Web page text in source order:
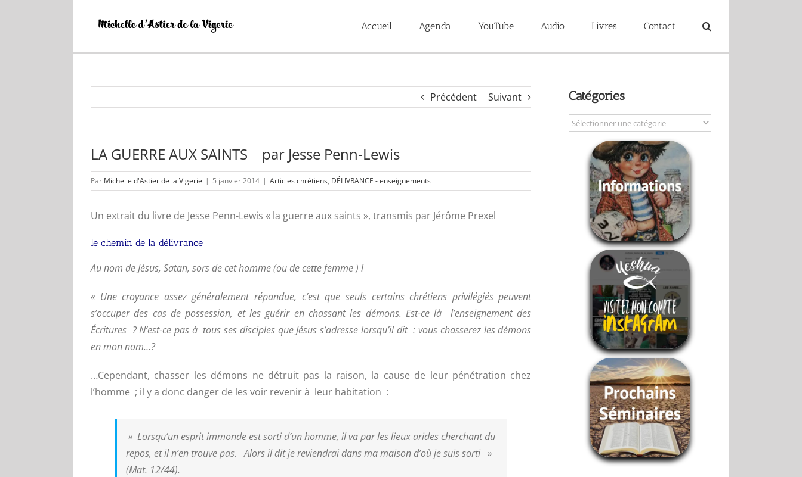
Accueil Agenda YouTube Audio Livres Contact
Précédent Suivant
LA GUERRE AUX SAINTS par Jesse Penn-Lewis
Par Michelle d'Astier de la Vigerie | 5 janvier 2014 | Articles chrétiens, DÉLIVRANCE - enseignements
Un extrait du livre de Jesse Penn-Lewis « la guerre aux saints », transmis par Jérôme Prexel
le chemin de la délivrance
Au nom de Jésus, Satan, sors de cet homme (ou de cette femme ) !
« Une croyance assez généralement répandue, c’est que seuls certains chrétiens privilégiés peuvent
s’occuper des cas de possession, et les guérir en chassant les démons. Est-ce là l’enseignement des
Écritures ? N’est-ce pas à tous ses disciples que Jésus s’adresse lorsqu’il dit : vous chasserez les démons
en mon nom…?
…Cependant, chasser les démons ne détruit pas la raison, la cause de leur pénétration chez
l’homme ; il y a donc danger de les voir revenir à leur habitation :
» Lorsqu’un esprit immonde est sorti d’un homme, il va par les lieux arides cherchant du
repos, et il n’en trouve pas. Alors il dit je reviendrai dans ma maison d’où je suis sorti »
(Mat. 12/44).
Catégories
Catégories